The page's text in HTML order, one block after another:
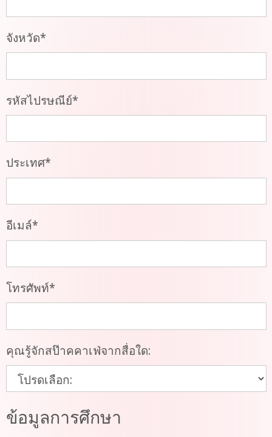
จังหวัด*
รหัสไปรษณีย์*
ประเทศ*
อีเมล์*
โทรศัพท์*
คุณรู้จักสป๊าคคาเฟ่จากสื่อใด:
ข้อมูลการศึกษา